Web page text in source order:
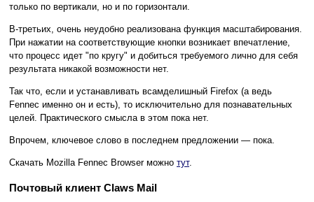
только по вертикали, но и по горизонтали.
В-третьих, очень неудобно реализована функция масштабирования.
При нажатии на соответствующие кнопки возникает впечатление,
что процесс идет "по кругу" и добиться требуемого лично для себя
результата никакой возможности нет.
Так что, если и устанавливать всамделишный Firefox (а ведь
Fennec именно он и есть), то исключительно для познавательных
целей. Практического смысла в этом пока нет.
Впрочем, ключевое слово в последнем предложении — пока.
Скачать Mozilla Fennec Browser можно тут.
Почтовый клиент Claws Mail